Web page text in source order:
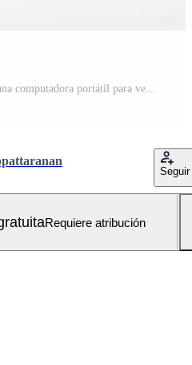
persona de negocios que usa una computadora portátil para ver videos, capacitación, aprendizaje, enseñanza, realidad virtual utilizada en videoconferencias en línea, transmisión en línea ver videos en Internet Foto Gratis
Seguir
Requiere atribución